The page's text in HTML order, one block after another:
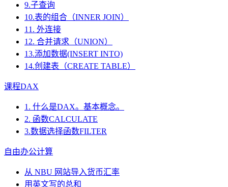
9.子查询
10.表的组合（INNER JOIN）
11. 外连接
12. 合并请求（UNION）
13.添加数据(INSERT INTO)
14.创建表（CREATE TABLE）
课程DAX
1. 什么是DAX。基本概念。
2. 函数CALCULATE
3.数据选择函数FILTER
自由办公计算
从 NBU 网站导入货币汇率
用英文写的总和